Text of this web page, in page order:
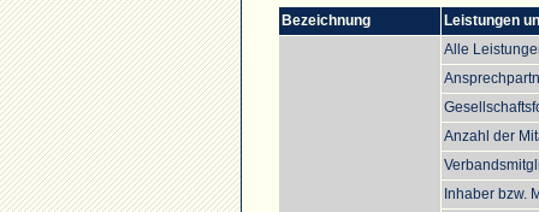
Bezeichnung Leistungen
Alle
Anzahl der
Inhaber bzw.